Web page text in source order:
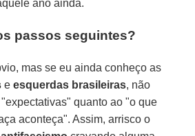
ano ainda.
passos seguintes?
mas se eu ainda conheço as
e esquerdas brasileiras, não
quanto ao "o que
aconteça". Assim, arrisco o